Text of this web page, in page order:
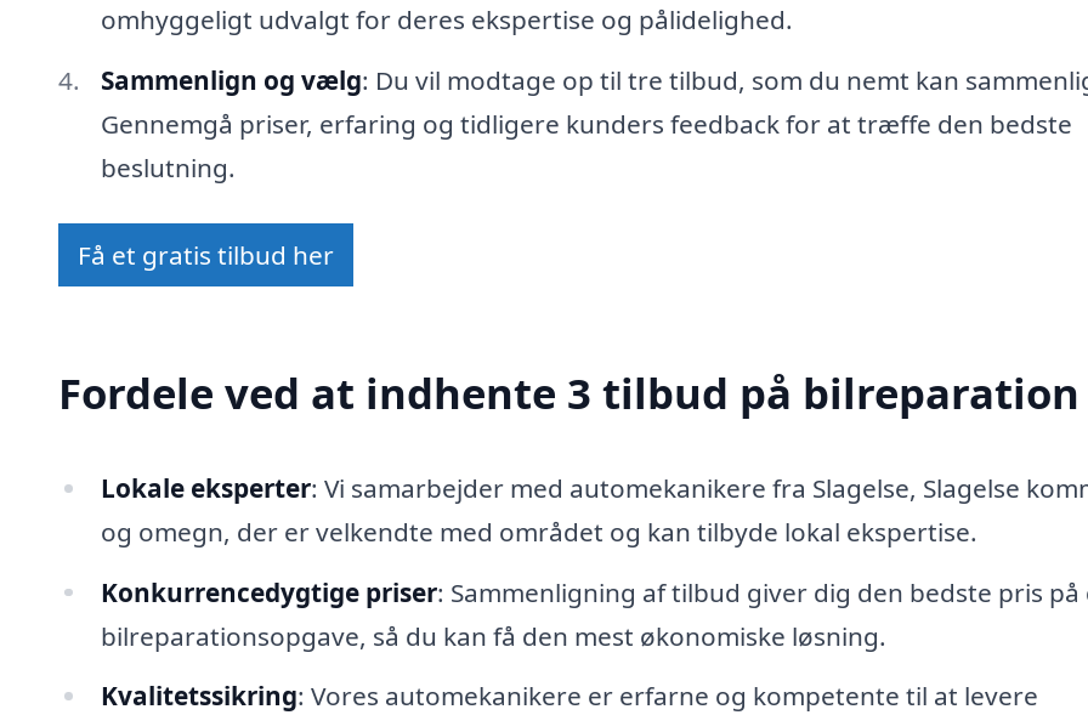
omhyggeligt udvalgt for deres ekspertise og pålidelighed.
Sammenlign og vælg: Du vil modtage op til tre tilbud, som du nemt kan
Gennemgå priser, erfaring og tidligere kunders feedback for at træffe den bedste
beslutning.
Få et gratis tilbud her
Fordele ved at indhente 3 tilbud på bilreparation
Lokale eksperter: Vi samarbejder med automekanikere fra Slagelse, Slagelse
og omegn, der er velkendte med området og kan tilbyde lokal ekspertise.
Konkurrencedygtige priser: Sammenligning af tilbud giver dig den bedste pris på
bilreparationsopgave, så du kan få den mest økonomiske løsning.
Kvalitetssikring: Vores automekanikere er erfarne og kompetente til at levere